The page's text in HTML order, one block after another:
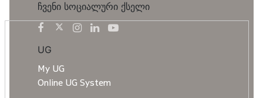
ჩვენი სოციალური ქსელი
UG
My UG
Online UG System